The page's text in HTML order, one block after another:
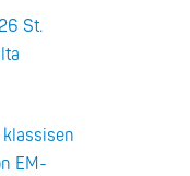
St.
EM-